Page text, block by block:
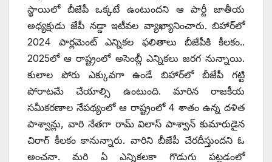
స్థాయిలో బీజేపీ ఒక్కటే ఉంటుందని ఆ పార్టీ జాతీయ
అధ్యక్షుడు జేపీ నడ్డా ఇటీవల వ్యాఖ్యానించారు. బిహార్‌లో
2024 పార్లమెంట్‌ ఎన్నికల ఫలితాలు బీజేపీకి కీలకం..
2025లో ఆ రాష్ట్రంలో అసెంబ్లీ ఎన్నికలు జరగ నున్నాయి.
కులాల పోరు ఎక్కువగా ఉండే బిహార్‌లో బీజేపీ గట్టి
పోరాటమే చేయాల్సి ఉంటుంది. మారిన రాజకీయ
సమీకరణాల నేపథ్యంలో ఆ రాష్ట్రంలో 4 శాతం ఉన్న దళిత
పాశ్వాన్లు, వారి నేతగా రామ్‌ ‌విలాస్‌ ‌పాశ్వాన్‌ ‌కుమారుడైన
చిరాగ్‌ ‌కీలకం కానున్నారు. వారిని బీజేపీ చేరదీస్తుందని ఓ
అంచనా. మరి ఏ ఎన్నికలకా గొడుగు పట్టడంలో